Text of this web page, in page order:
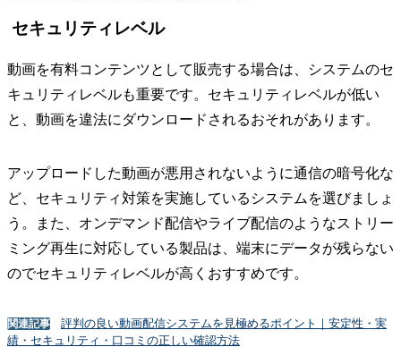
セキュリティレベル
動画を有料コンテンツとして販売する場合は、システムのセ
キュリティレベルも重要です。セキュリティレベルが低い
と、動画を違法にダウンロードされるおそれがあります。
アップロードした動画が悪用されないように通信の暗号化な
ど、セキュリティ対策を実施しているシステムを選びましょ
う。また、オンデマンド配信やライブ配信のようなストリー
ミング再生に対応している製品は、端末にデータが残らない
のでセキュリティレベルが高くおすすめです。
関連記事
評判の良い動画配信システムを見極めるポイント｜安定性・実
績・セキュリティ・口コミの正しい確認方法